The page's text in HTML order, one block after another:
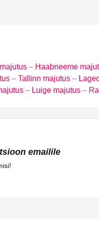
– Haabneeme
– Tallinn majutus –
– Luige majutus –
emailile